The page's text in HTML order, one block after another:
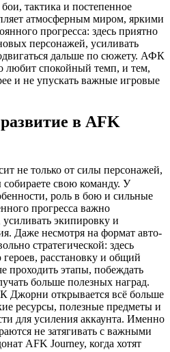
тактика и постепенное
атмосферным миром, яркими
прогресса: здесь приятно
персонажей, усиливать
дальше по сюжету. АФК
любит спокойный темп, и тем,
и не упускать важные игровые
в AFK
не только от силы персонажей,
свою команду. У
роль в бою и сильные
прогресса важно
усиливать экипировку и
Даже несмотря на формат авто-
стратегической: здесь
расстановку и общий
проходить этапы, побеждать
больше полезных наград.
Джорни открывается всё больше
ресурсы, полезные предметы и
для усиления аккаунта. Именно
не затягивать с важными
AFK Journey, когда хотят